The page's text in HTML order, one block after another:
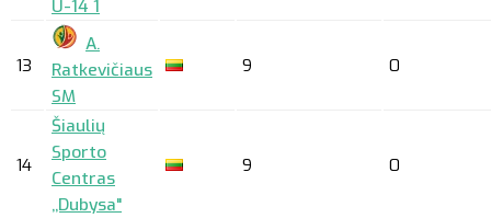
U-14 1
13
A.
Ratkevičiaus
SM
9 0
14
Šiaulių
Sporto
Centras
,,Dubysa"
9 0